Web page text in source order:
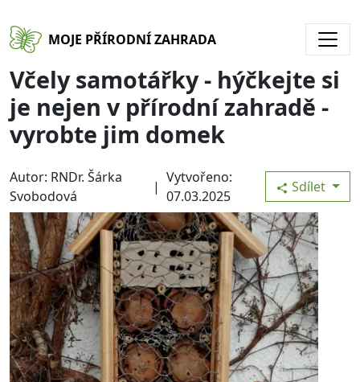
MOJE PŘÍRODNÍ ZAHRADA
Včely samotářky - hýčkejte si
je nejen v přírodní zahradě -
vyrobte jim domek
Autor: RNDr. Šárka
Svobodová
|
Vytvořeno:
07.03.2025
Sdílet